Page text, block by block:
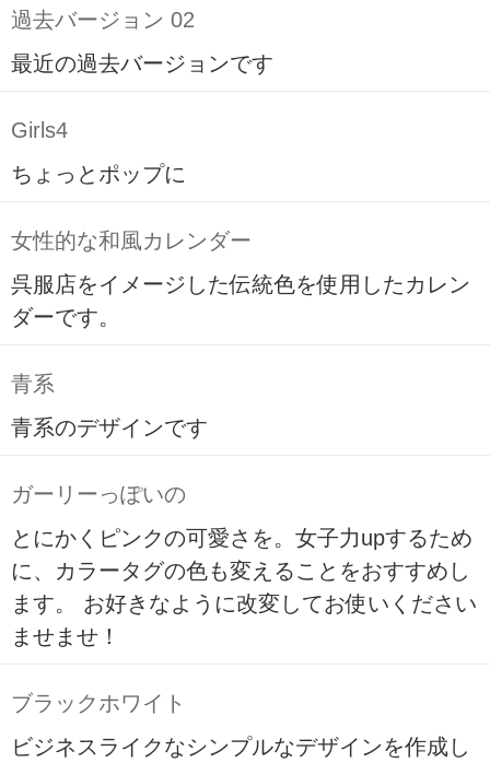
過去バージョン 02
最近の過去バージョンです
Girls4
ちょっとポップに
女性的な和風カレンダー
呉服店をイメージした伝統色を使用したカレン
ダーです。
青系
青系のデザインです
ガーリーっぽいの
とにかくピンクの可愛さを。女子力upするため
に、カラータグの色も変えることをおすすめし
ます。 お好きなように改変してお使いください
ませませ！
ブラックホワイト
ビジネスライクなシンプルなデザインを作成し